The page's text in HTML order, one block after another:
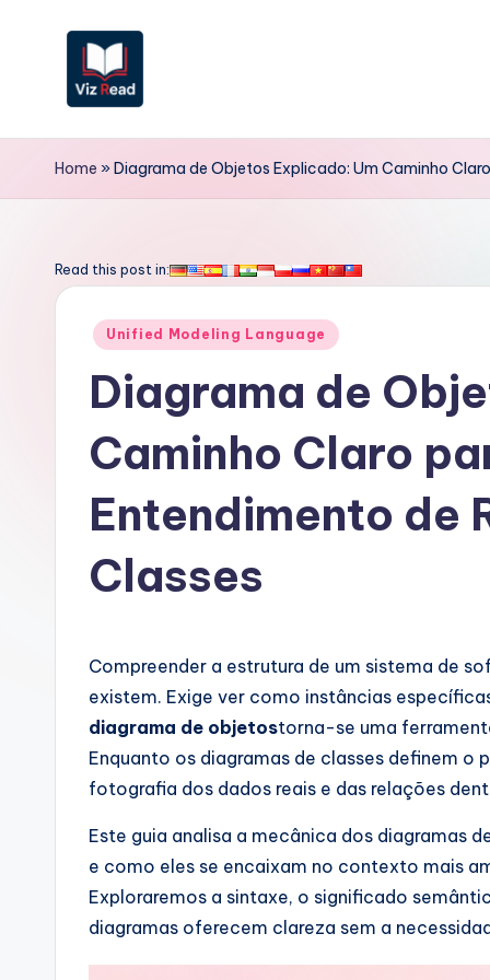
V
iz
e
rt
A
Home »Diagrama de Objetos Explicado: Um Caminho
Read this post in:
Posted
Unified Modeling Language
Diagrama de
Caminho Claro
Entendimento de
Classes
Compreender a estrutura de um sistema de
existem. Exige ver como instâncias
diagrama de objetostorna-se uma
Enquanto os diagramas de classes definem
fotografia dos dados reais e das relações
Este guia analisa a mecânica dos diagramas
e como eles se encaixam no contexto mais
Exploraremos a sintaxe, o significado
diagramas oferecem clareza sem a